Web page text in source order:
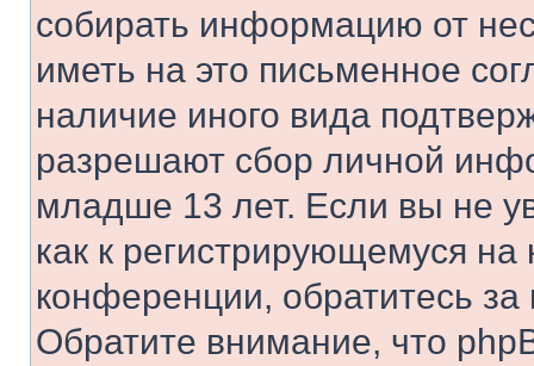
собирать информацию от
иметь на это письменное
наличие иного вида
разрешают сбор личной
младше 13 лет. Если вы не
как к регистрирующемуся
конференции, обратитесь
Обратите внимание, что